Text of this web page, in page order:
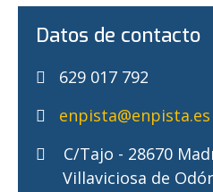
Datos de contacto
629 017 792
enpista@enpista.es
C/Tajo - 28670
Villaviciosa de